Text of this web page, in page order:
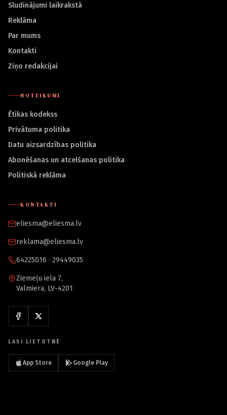
Sludinājumi laikrakstā
Reklāma
Par mums
Kontakti
Ziņo redakcijai
NOTEIKUMI
Ētikas kodekss
Privātuma politika
Datu aizsardzības politika
Abonēšanas un atcelšanas politika
Politiskā reklāma
KONTAKTI
eliesma@eliesma.lv
reklama@eliesma.lv
64225016 · 29449035
Ziemeļu iela 7,
Valmiera, LV-4201
LASI LIETOTNĒ
App Store Google Play